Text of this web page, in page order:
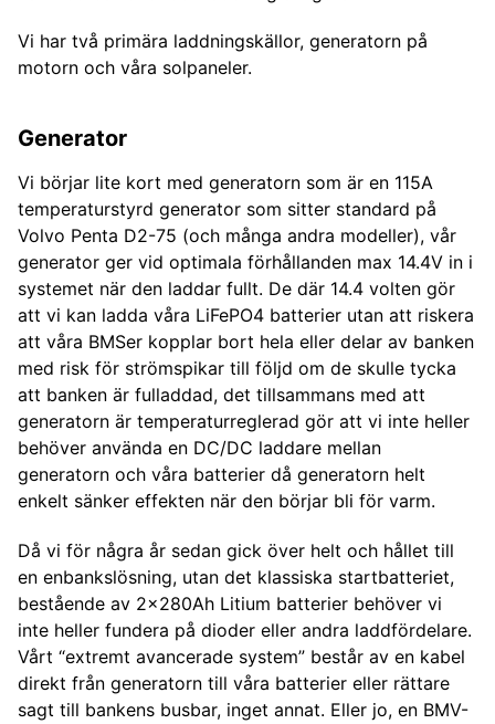
Vi har två primära laddningskällor, generatorn på
motorn och våra solpaneler.
Generator
Vi börjar lite kort med generatorn som är en 115A
temperaturstyrd generator som sitter standard på
Volvo Penta D2-75 (och många andra modeller), vår
generator ger vid optimala förhållanden max 14.4V in i
systemet när den laddar fullt. De där 14.4 volten gör
att vi kan ladda våra LiFePO4 batterier utan att riskera
att våra BMSer kopplar bort hela eller delar av banken
med risk för strömspikar till följd om de skulle tycka
att banken är fulladdad, det tillsammans med att
generatorn är temperaturreglerad gör att vi inte heller
behöver använda en DC/DC laddare mellan
generatorn och våra batterier då generatorn helt
enkelt sänker effekten när den börjar bli för varm.
Då vi för några år sedan gick över helt och hållet till
en enbankslösning, utan det klassiska startbatteriet,
bestående av 2x280Ah Litium batterier behöver vi
inte heller fundera på dioder eller andra laddfördelare.
Vårt “extremt avancerade system” består av en kabel
direkt från generatorn till våra batterier eller rättare
sagt till bankens busbar, inget annat. Eller jo, en BMV-